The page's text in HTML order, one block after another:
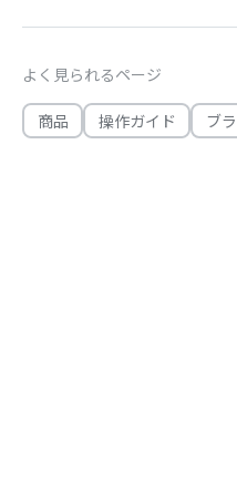
よく見られるページ
商品 操作ガイド ブ